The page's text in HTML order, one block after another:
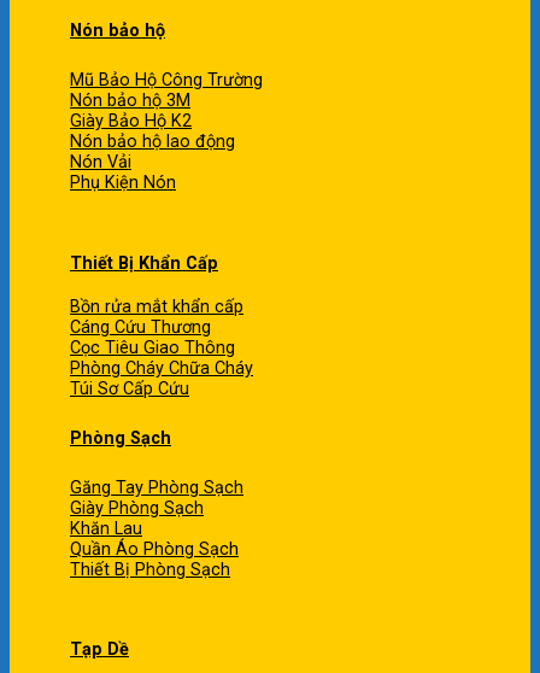
Nón bảo hộ
Mũ Bảo Hộ Công Trường
Nón bảo hộ 3M
Giày Bảo Hộ K2
Nón bảo hộ lao động
Nón Vải
Phụ Kiện Nón
Thiết Bị Khẩn Cấp
Bồn rửa mắt khẩn cấp
Cáng Cứu Thương
Cọc Tiêu Giao Thông
Phòng Cháy Chữa Cháy
Túi Sơ Cấp Cứu
Phòng Sạch
Găng Tay Phòng Sạch
Giày Phòng Sạch
Khăn Lau
Quần Áo Phòng Sạch
Thiết Bị Phòng Sạch
Tạp Dề